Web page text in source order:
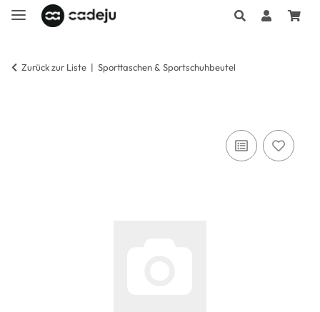
Zurück zur Liste Sporttaschen & Sportschuhbeutel